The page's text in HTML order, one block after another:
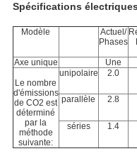
Spécifications
Modèle
Actuel/
Phases
Axe unique Une
Le nombre
d'émissions
de CO2 est
déterminé
par la
méthode
suivante:
unipolaire 2.0
parallèle
2.8
séries 1.4